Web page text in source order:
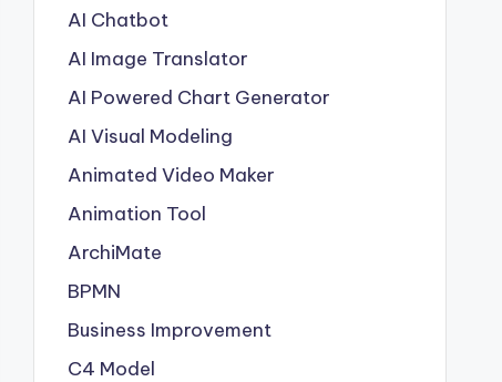
AI Chatbot
AI Image Translator
AI Powered Chart Generator
AI Visual Modeling
Animated Video Maker
Animation Tool
ArchiMate
BPMN
Business Improvement
C4 Model